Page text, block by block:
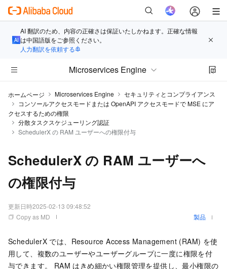
AI 翻訳のため、内容の正確さは保証いたしかねます。正確な情報
は中国語版をご参照ください。
人力翻訳を依頼する
Microservices Engine
ホームページ Microservices Engine
セキュリティとコンプライアンス
コンソールアクセスモードまたは OpenAPI アクセスモードで MSE にア
クセスするための権限
分散タスクスケジューリング認証
SchedulerX の RAM ユーザーへの権限付与
SchedulerX の RAM ユーザーへ
の権限付与
更新日時2025-02-13 09:48:52
Copy as MD
製品
SchedulerX では、Resource Access Management (RAM) を使
用して、複数のユーザーやユーザーグループに一度に権限を付
与できます。 RAM はきめ細かい権限管理を提供し、最小権限の